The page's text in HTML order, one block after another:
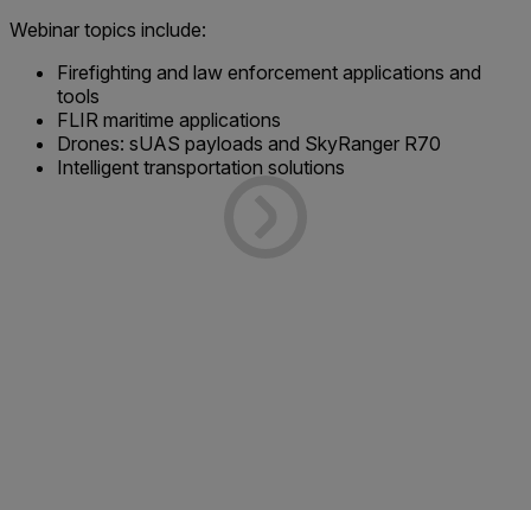
Webinar topics include:
Firefighting and law enforcement applications and
tools
FLIR maritime applications
Drones: sUAS payloads and SkyRanger R70
Intelligent transportation solutions